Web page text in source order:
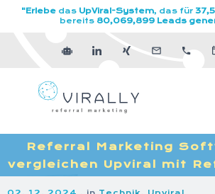
"Erlebe das UpViral-System, das für
bereits 80,069,899 Leads
Referral Marketing
vergleichen Upviral mit